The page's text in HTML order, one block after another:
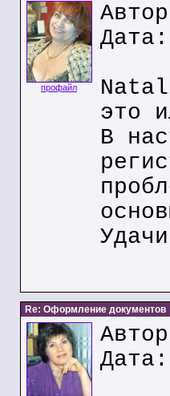
профайл
это
В
Re: Оформление документов